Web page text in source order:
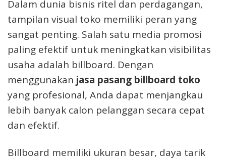
Dalam dunia bisnis ritel dan perdagangan,
tampilan visual toko memiliki peran yang
sangat penting. Salah satu media promosi
paling efektif untuk meningkatkan visibilitas
usaha adalah billboard. Dengan
menggunakan jasa pasang billboard toko
yang profesional, Anda dapat menjangkau
lebih banyak calon pelanggan secara cepat
dan efektif.
Billboard memiliki ukuran besar, daya tarik